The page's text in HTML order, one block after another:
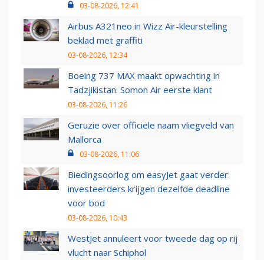
03-08-2026, 12:41
Airbus A321neo in Wizz Air-kleurstelling
beklad met graffiti
03-08-2026, 12:34
Boeing 737 MAX maakt opwachting in
Tadzjikistan: Somon Air eerste klant
03-08-2026, 11:26
Geruzie over officiële naam vliegveld van
Mallorca
03-08-2026, 11:06
Biedingsoorlog om easyJet gaat verder:
investeerders krijgen dezelfde deadline
voor bod
03-08-2026, 10:43
WestJet annuleert voor tweede dag op rij
vlucht naar Schiphol